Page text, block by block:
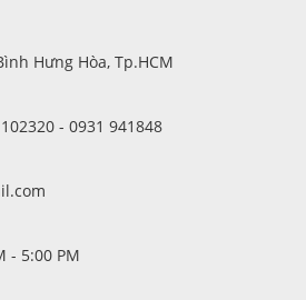
Hưng Hòa, Tp.HCM
- 0931 941848
- 5:00 PM